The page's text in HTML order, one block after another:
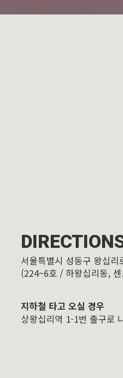
서울특별시 성동구 왕십
(224~6호 / 하왕십리동,
지하철 타고 오실 경우
상왕십리역 1-1번 출구로